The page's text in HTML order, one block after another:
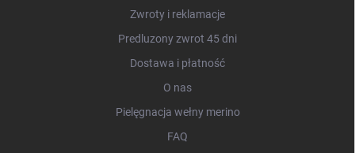
Zwroty i reklamacje
Predluzony zwrot 45 dni
Dostawa i płatność
O nas
Pielęgnacja wełny merino
FAQ